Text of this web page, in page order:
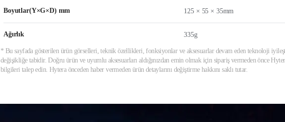
Boyutlar(Y×G×D) mm 125 × 55 × 35mm
Ağırlık 335g
* Bu sayfada gösterilen ürün görselleri, teknik özellikleri, fonksiyonlar ve aksesuarlar devam eden teknoloji
değişikliğe tabidir. Doğru ürün ve uyumlu aksesuarları aldığınızdan emin olmak için sipariş vermeden önce
bilgileri talep edin. Hytera önceden haber vermeden ürün detaylarını değiştirme hakkını saklı tutar.